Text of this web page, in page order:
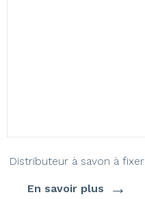
Distributeur à savon à fixer
En savoir plus →